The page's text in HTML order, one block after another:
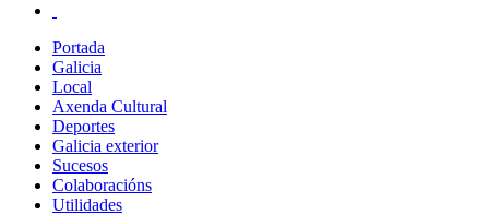
Portada
Galicia
Local
Axenda Cultural
Deportes
Galicia exterior
Sucesos
Colaboracións
Utilidades